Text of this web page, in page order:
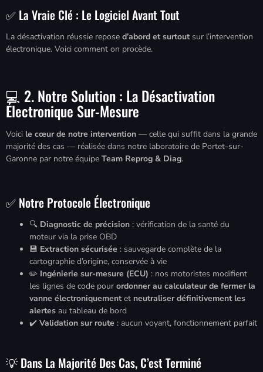
✅ La Vraie Clé : Le Logiciel Avant Tout
La désactivation réussie repose d’abord et surtoutsur l’intervention
électronique. Voici comment on procède.
💻 2. Notre Solution : La Désactivation
Électronique Sur-Mesure
Voici le cœur de notre intervention — celle qui suffit dans la grande
majorité des cas — réalisée dans notre laboratoire de Portet-sur-
Garonne par notre équipe Team Reprog & Diag.
✅ Notre Protocole Électronique
🔍 Diagnostic de précision : vérification de la santé du
moteur via la prise OBD
💾 Extraction sécurisée : sauvegarde complète de la
cartographie d’origine, conservée à vie
✏️ Ingénierie sur-mesure (ECU) : nos motoristes modifient
les lignes de code pour ordonner au calculateur de fermer la
vanne électroniquementet neutraliser définitivement les
alertes au tableau de bord
✔️ Validation sur route : aucun voyant, fonctionnement parfait
💡 Dans La Majorité Des Cas, C’est Terminé